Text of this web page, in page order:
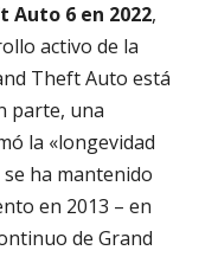
Auto 6 en 2022,
activo de la
Theft Auto está
parte, una
la «longevidad
se ha mantenido
en 2013 – en
de Grand